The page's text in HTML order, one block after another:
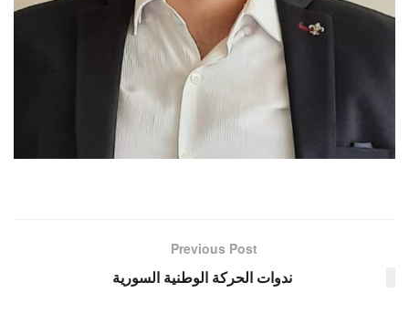
Previous Post
ندوات الحركة الوطنية السورية